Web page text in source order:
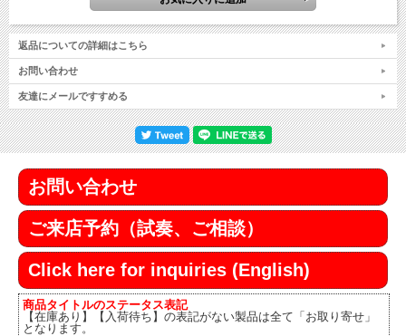
返品についての詳細はこちら
お問い合わせ
友達にメールですすめる
お問い合わせ
ご来店予約（試奏、ご相談）
Click here for inquiries (English)
商品タイトルのステータス表記
【在庫あり】【入荷待ち】の表記がない製品は全て「お取り寄せ」
となります。